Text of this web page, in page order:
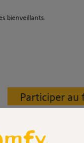
bienveillants.
Participer au